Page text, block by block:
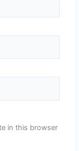
in this browser